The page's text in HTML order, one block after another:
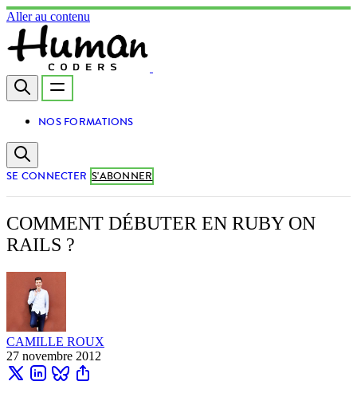
Aller au contenu
NOS FORMATIONS
SE CONNECTER S'ABONNER
COMMENT DÉBUTER EN RUBY ON
RAILS ?
CAMILLE ROUX
27 novembre 2012